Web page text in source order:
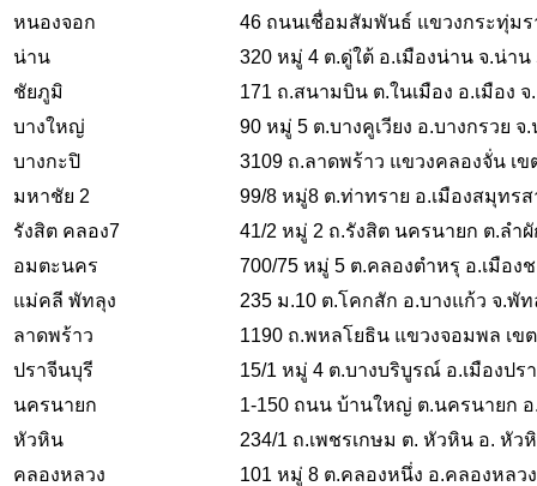
หนองจอก
46 ถนนเชื่อมสัมพันธ์ แขวงกระทุ่มร
น่าน
320 หมู่ 4 ต.ดู่ใต้ อ.เมืองน่าน จ.น่าน
ชัยภูมิ
171 ถ.สนามบิน ต.ในเมือง อ.เมือง
บางใหญ่
90 หมู่ 5 ต.บางคูเวียง อ.บางกรวย
บางกะปิ
3109 ถ.ลาดพร้าว แขวงคลองจั่น เ
มหาชัย 2
99/8 หมู่8 ต.ท่าทราย อ.เมืองสมุทร
รังสิต คลอง7
41/2 หมู่ 2 ถ.รังสิต นครนายก ต.ลำ
อมตะนคร
700/75 หมู่ 5 ต.คลองตำหรุ อ.เมือง
แม่คลี พัทลุง
235 ม.10 ต.โคกสัก อ.บางแก้ว จ.พัท
ลาดพร้าว
1190 ถ.พหลโยธิน แขวงจอมพล เข
ปราจีนบุรี
15/1 หมู่ 4 ต.บางบริบูรณ์ อ.เมืองปร
นครนายก
1-150 ถนน บ้านใหญ่ ต.นครนายก อ
หัวหิน
234/1 ถ.เพชรเกษม ต. หัวหิน อ. หัว
คลองหลวง
101 หมู่ 8 ต.คลองหนึ่ง อ.คลองหลว